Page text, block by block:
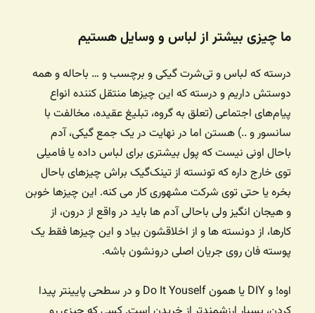
ما چیزی بیشتر از لباس و وسایل هستیم
درسته که لباس و تی‌شرت گیکی و برچسب و … باحاله و همه
دوستش داریم و درسته که این چیزها منتقل کننده انواع
پیام‌های اجتماعی (تعلق به گروه، تبلیغ عقیده، مخالفت با
سانسور و ..) هستن اما در نهایت در یک جمع گیکی، آدم
باحال اونی نیست که پول بیشتری برای لباس داده یا فامیلی
توی خارج داره که تونسته از تینک‌گیک براش چیزهای باحال
بخره یا حتی توی شرکت مشهوری کار می کنه. این چیزها خوبن
و هیجان انگیز ولی باحالی آدم ها باید در واقع از درون، از
کارها، از دونسته ها و از اخلاقشون بیاد و این چیزها فقط یک
پوسته فان روی جریان اصلی درونشون باشه.
اوه! و DIY یا همون Do It Youself و در سطحی پایینتر پیدا